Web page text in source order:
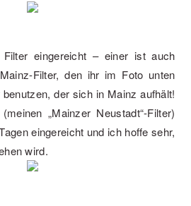
eingereicht – einer ist auch
Filter, den ihr im Foto unten
der sich in Mainz aufhält!
„Mainzer Neustadt“-Filter)
eingereicht und ich hoffe sehr,
wird.